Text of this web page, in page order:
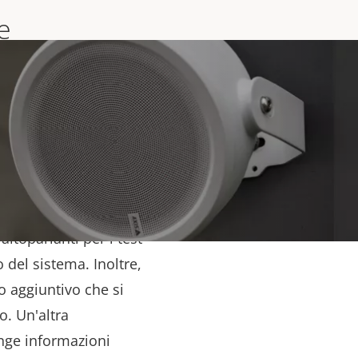
per assicurare
d'uso quando
stroboscopica
sempre una
conversazioni con
per i test
del sistema. Inoltre,
aggiuntivo che si
Un'altra
informazioni